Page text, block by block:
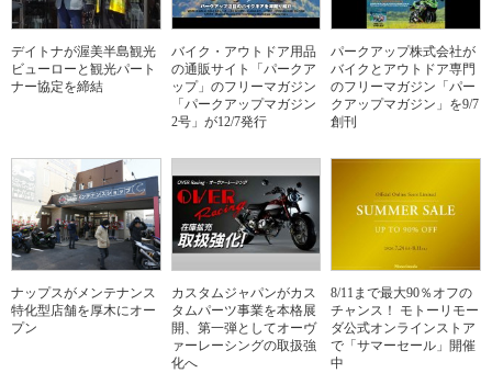
デイトナが渥美半島観光
ビューローと観光パート
ナー協定を締結
バイク・アウトドア用品
の通販サイト「パークア
ップ」のフリーマガジン
「パークアップマガジン
2号」が12/7発行
パークアップ株式会社が
バイクとアウトドア専門
のフリーマガジン「パー
クアップマガジン」を9/7
創刊
ナップスがメンテナンス
特化型店舗を厚木にオー
プン
カスタムジャパンがカス
タムパーツ事業を本格展
開、第一弾としてオーヴ
ァーレーシングの取扱強
化へ
8/11まで最大90％オフの
チャンス！ モトーリモー
ダ公式オンラインストア
で「サマーセール」開催
中